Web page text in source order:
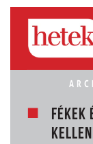
FÉKEK